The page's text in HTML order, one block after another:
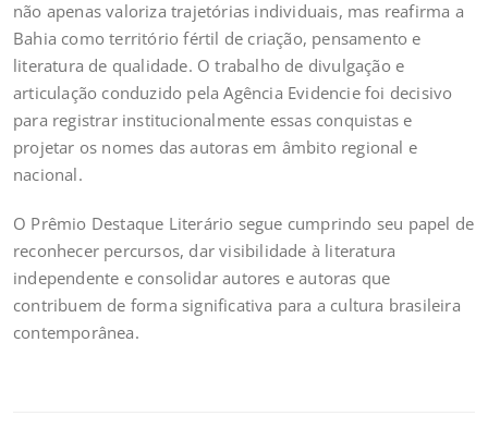
não apenas valoriza trajetórias individuais, mas reafirma a
Bahia como território fértil de criação, pensamento e
literatura de qualidade. O trabalho de divulgação e
articulação conduzido pela Agência Evidencie foi decisivo
para registrar institucionalmente essas conquistas e
projetar os nomes das autoras em âmbito regional e
nacional.
O Prêmio Destaque Literário segue cumprindo seu papel de
reconhecer percursos, dar visibilidade à literatura
independente e consolidar autores e autoras que
contribuem de forma significativa para a cultura brasileira
contemporânea.